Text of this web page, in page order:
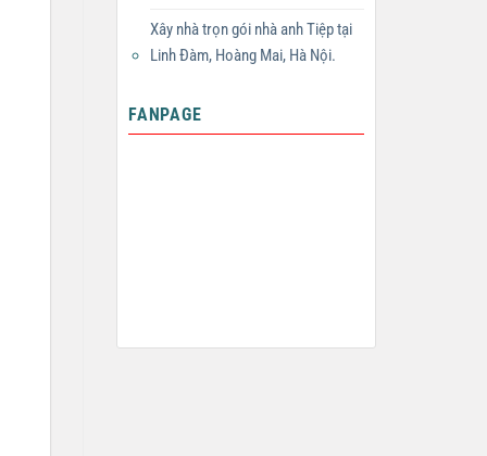
Xây nhà trọn gói nhà anh Tiệp tại
Linh Đàm, Hoàng Mai, Hà Nội.
FANPAGE